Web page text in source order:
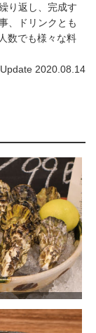
り返し、完成す
、ドリンクとも
数でも様々な料
2020.08.14